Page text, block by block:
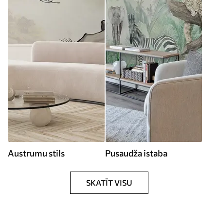
Austrumu stils Pusaudža istaba
SKATĪT VISU